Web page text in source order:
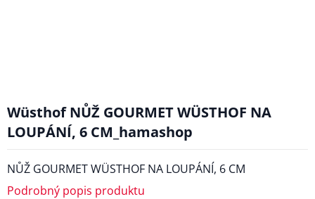
Wüsthof NŮŽ GOURMET WÜSTHOF NA
LOUPÁNÍ, 6 CM_hamashop
NŮŽ GOURMET WÜSTHOF NA LOUPÁNÍ, 6 CM
Podrobný popis produktu